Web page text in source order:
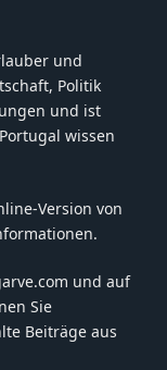
und
Politik
und ist
wissen
Version von
und auf
Sie
Beiträge aus